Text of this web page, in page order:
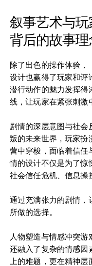
叙事艺术与
背后的故事理
除了出色的操作体验
设计也赢得了玩家和评
潜行动作的魅力发挥得
线，让玩家在紧张刺激
剧情的深层意图与社会
叛的未来世界，玩家扮
营中穿梭，面临着信任
情的设计不仅是为了惊
社会信任危机、信息操
通过充满张力的剧情，
所做的选择。
人物塑造与情感冲突游
还融入了复杂的情感因
上的难题，更在精神